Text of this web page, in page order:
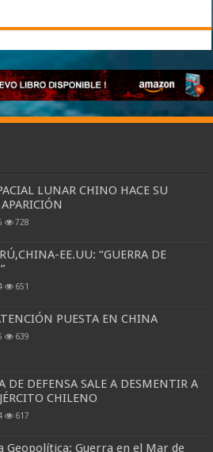
LUNAR CHINO HACE SU
728
EE.UU: “GUERRA DE
651
PUESTA EN CHINA
639
DE DEFENSA SALE A DESMENTIR A
CHILENO
617
Geopolítica: Guerra en el Mar de